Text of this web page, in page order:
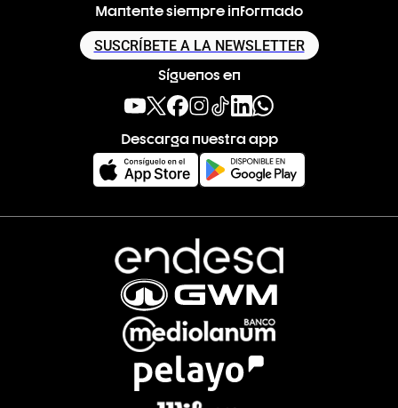
Mantente siempre informado
SUSCRÍBETE A LA NEWSLETTER
Síguenos en
Descarga nuestra app